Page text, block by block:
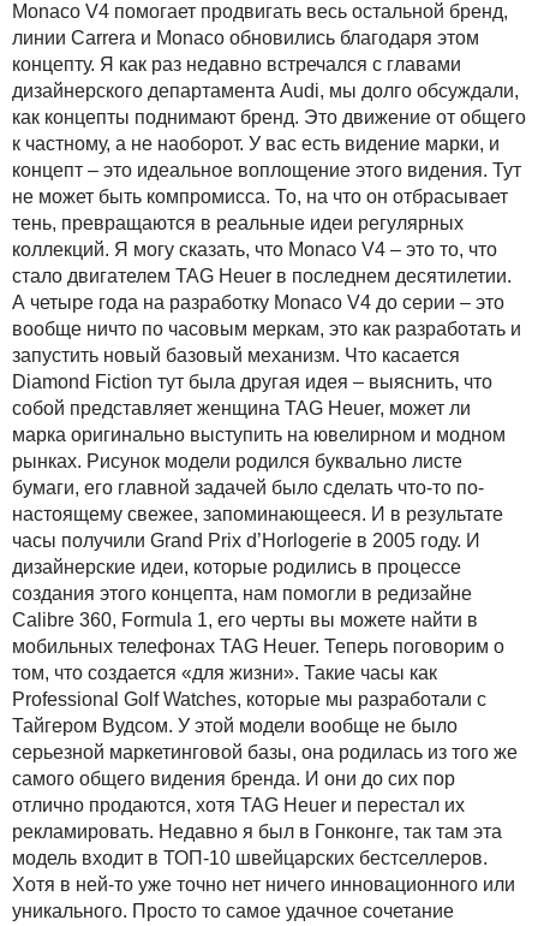
Monaco V4 помогает продвигать весь остальной бренд,
линии Carrera и Monaco обновились благодаря этом
концепту. Я как раз недавно встречался с главами
дизайнерского департамента Audi, мы долго обсуждали,
как концепты поднимают бренд. Это движение от общего
к частному, а не наоборот. У вас есть видение марки, и
концепт – это идеальное воплощение этого видения. Тут
не может быть компромисса. То, на что он отбрасывает
тень, превращаются в реальные идеи регулярных
коллекций. Я могу сказать, что Monaco V4 – это то, что
стало двигателем TAG Heuer в последнем десятилетии.
А четыре года на разработку Monaco V4 до серии – это
вообще ничто по часовым меркам, это как разработать и
запустить новый базовый механизм. Что касается
Diamond Fiction тут была другая идея – выяснить, что
собой представляет женщина TAG Heuer, может ли
марка оригинально выступить на ювелирном и модном
рынках. Рисунок модели родился буквально листе
бумаги, его главной задачей было сделать что-то по-
настоящему свежее, запоминающееся. И в результате
часы получили Grand Prix d’Horlogerie в 2005 году. И
дизайнерские идеи, которые родились в процессе
создания этого концепта, нам помогли в редизайне
Calibre 360, Formula 1, его черты вы можете найти в
мобильных телефонах TAG Heuer. Теперь поговорим о
том, что создается «для жизни». Такие часы как
Professional Golf Watches, которые мы разработали с
Тайгером Вудсом. У этой модели вообще не было
серьезной маркетинговой базы, она родилась из того же
самого общего видения бренда. И они до сих пор
отлично продаются, хотя TAG Heuer и перестал их
рекламировать. Недавно я был в Гонконге, так там эта
модель входит в ТОП-10 швейцарских бестселлеров.
Хотя в ней-то уже точно нет ничего инновационного или
уникального. Просто то самое удачное сочетание